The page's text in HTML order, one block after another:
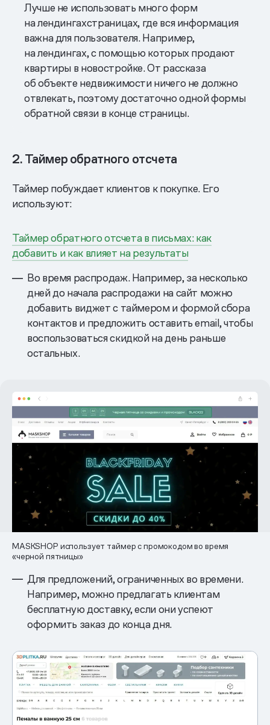
Лучше не использовать много форм
на лендингахстраницах, где вся информация
важна для пользователя. Например,
на лендингах, с помощью которых продают
квартиры в новостройке. От рассказа
об объекте недвижимости ничего не должно
отвлекать, поэтому достаточно одной формы
обратной связи в конце страницы.
2. Таймер обратного отсчета
Таймер побуждает клиентов к покупке. Его
используют:
Таймер обратного отсчета в письмах: как
добавить и как влияет на результаты
Во время распродаж. Например, за несколько
дней до начала распродажи на сайт можно
добавить виджет с таймером и формой сбора
контактов и предложить оставить email, чтобы
воспользоваться скидкой на день раньше
остальных.
MASKSHOP использует таймер с промокодом во время
«черной пятницы»
Для предложений, ограниченных во времени.
Например, можно предлагать клиентам
бесплатную доставку, если они успеют
оформить заказ до конца дня.